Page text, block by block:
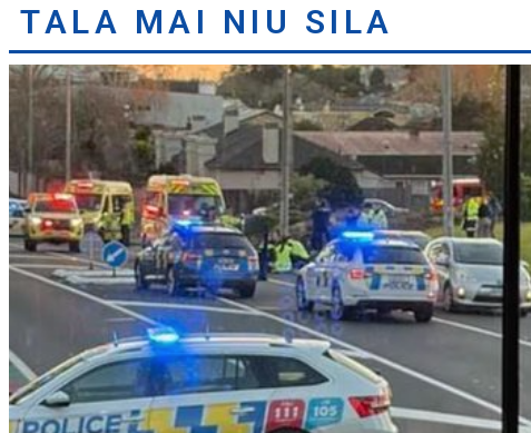
TALA MAI NIU SILA